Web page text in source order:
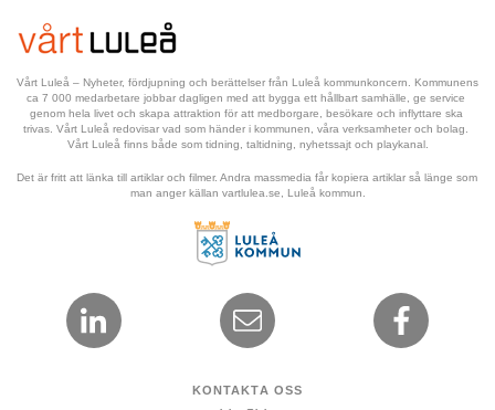
Vårt Luleå – Nyheter, fördjupning och berättelser från Luleå kommunkoncern. Kommunens
ca 7 000 medarbetare jobbar dagligen med att bygga ett hållbart samhälle, ge service
genom hela livet och skapa attraktion för att medborgare, besökare och inflyttare ska
trivas. Vårt Luleå redovisar vad som händer i kommunen, våra verksamheter och bolag.
Vårt Luleå finns både som tidning, taltidning, nyhetssajt och playkanal.
Det är fritt att länka till artiklar och filmer. Andra massmedia får kopiera artiklar så länge som
man anger källan vartlulea.se, Luleå kommun.
KONTAKTA OSS